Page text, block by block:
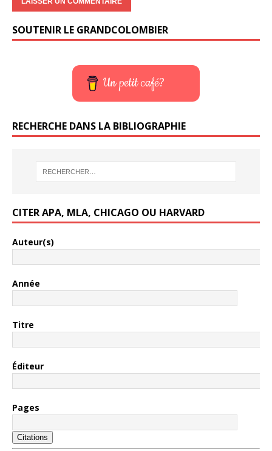
SOUTENIR LE GRANDCOLOMBIER
Un petit café?
RECHERCHE DANS LA BIBLIOGRAPHIE
CITER APA, MLA, CHICAGO OU HARVARD
Auteur(s)
Année
Titre
Éditeur
Pages
Citations